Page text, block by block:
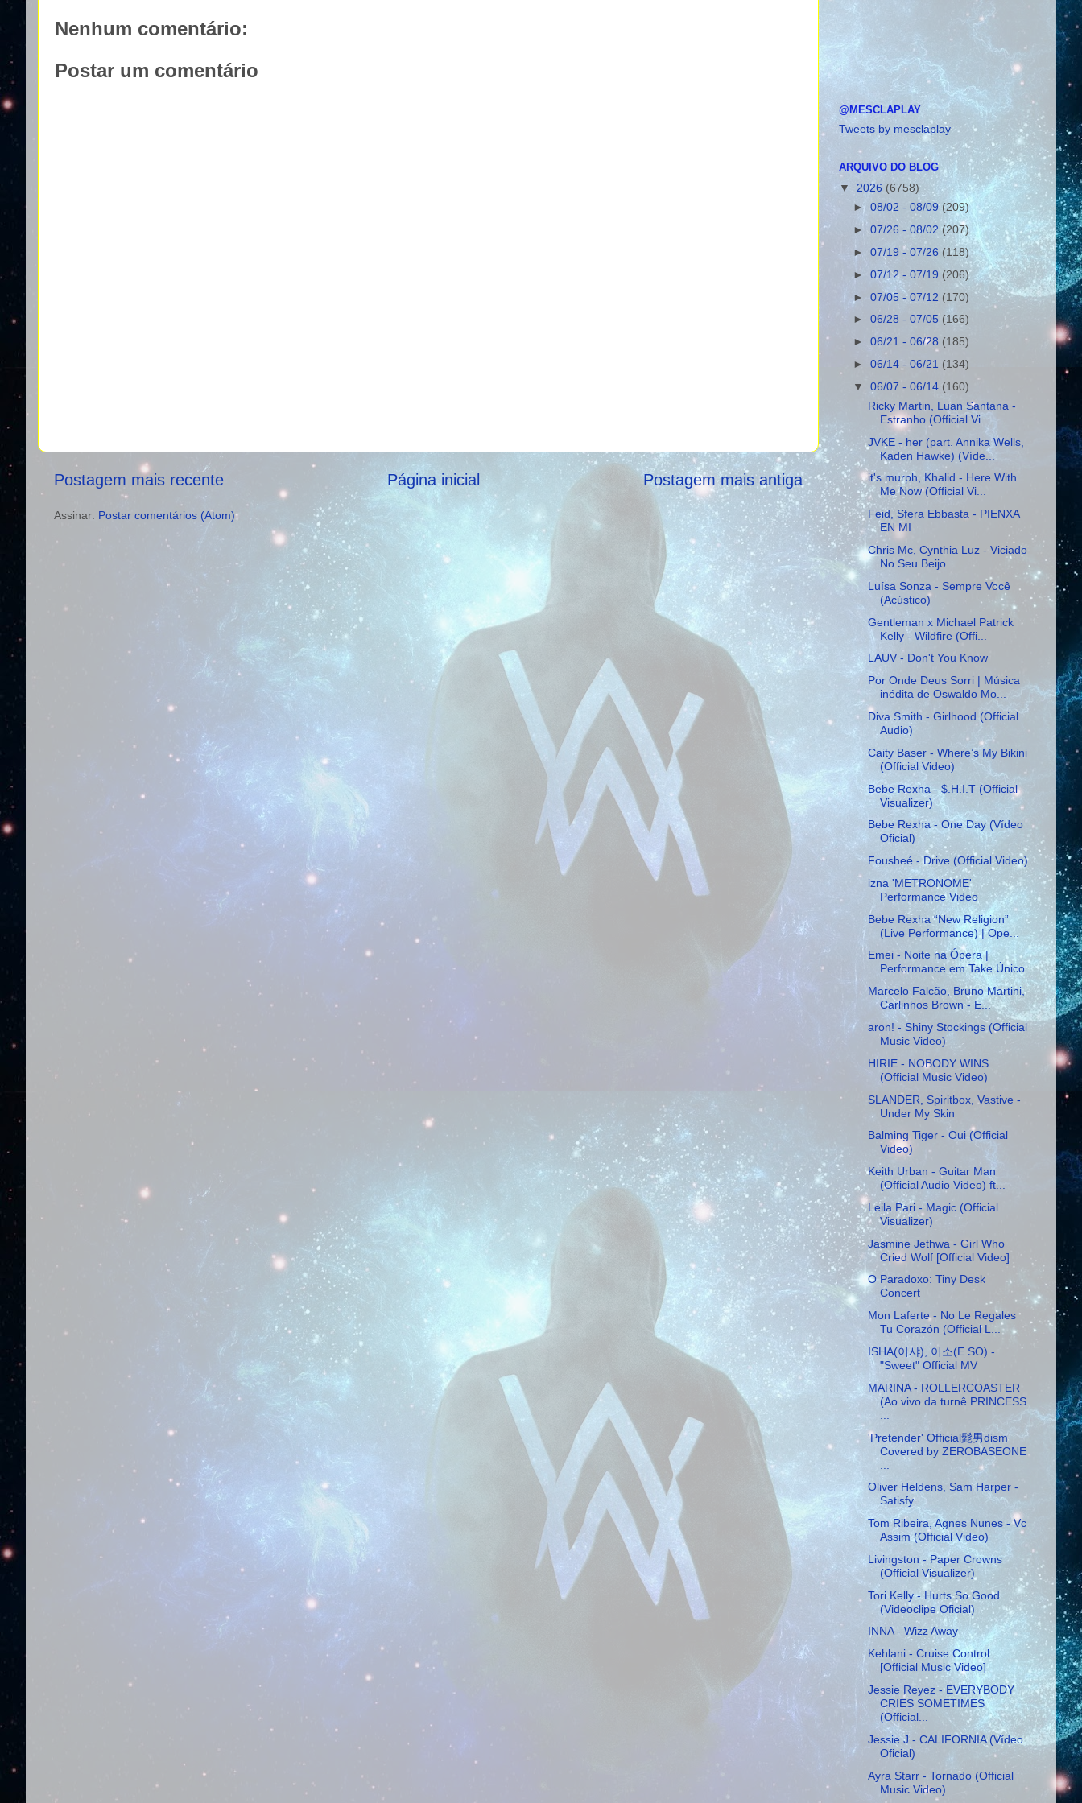
Nenhum comentário:
Postar um comentário
Postagem mais recente Postagem mais antiga
Página inicial
Assinar: Postar comentários (Atom)
@MESCLAPLAY
Tweets by mesclaplay
ARQUIVO DO BLOG
▼ 2026 (6758)
►08/02 - 08/09(209)
►07/26 - 08/02(207)
►07/19 - 07/26 (118)
►07/12 - 07/19(206)
►07/05 - 07/12 (170)
►06/28 - 07/05 (166)
►06/21 - 06/28 (185)
►06/14 - 06/21 (134)
▼06/07 - 06/14 (160)
Ricky Martin, Luan Santana -
Estranho (Official Vi...
JVKE - her (part. Annika Wells,
Kaden Hawke) (Víde...
it's murph, Khalid - Here With
Me Now (Official Vi...
Feid, Sfera Ebbasta - PIENXA
EN MI
Chris Mc, Cynthia Luz - Viciado
No Seu Beijo
Luísa Sonza - Sempre Você
(Acústico)
Gentleman x Michael Patrick
Kelly - Wildfire (Offi...
LAUV - Don't You Know
Por Onde Deus Sorri | Música
inédita de Oswaldo Mo...
Diva Smith - Girlhood (Official
Audio)
Caity Baser - Where’s My Bikini
(Official Video)
Bebe Rexha - $.H.I.T (Official
Visualizer)
Bebe Rexha - One Day (Vídeo
Oficial)
Fousheé - Drive (Official Video)
izna 'METRONOME'
Performance Video
Bebe Rexha “New Religion”
(Live Performance) | Ope...
Emei - Noite na Ópera |
Performance em Take Único
Marcelo Falcão, Bruno Martini,
Carlinhos Brown - E...
aron! - Shiny Stockings (Official
Music Video)
HIRIE - NOBODY WINS
(Official Music Video)
SLANDER, Spiritbox, Vastive -
Under My Skin
Balming Tiger - Oui (Official
Video)
Keith Urban - Guitar Man
(Official Audio Video) ft...
Leila Pari - Magic (Official
Visualizer)
Jasmine Jethwa - Girl Who
Cried Wolf [Official Video]
O Paradoxo: Tiny Desk
Concert
Mon Laferte - No Le Regales
Tu Corazón (Official L...
ISHA(이샤), 이소(E.SO) -
"Sweet" Official MV
MARINA - ROLLERCOASTER
(Ao vivo da turnê PRINCESS
'Pretender' Official髭男dism
Covered by ZEROBASEONE
Oliver Heldens, Sam Harper -
Satisfy
Tom Ribeira, Agnes Nunes - Vc
Assim (Official Video)
Livingston - Paper Crowns
(Official Visualizer)
Tori Kelly - Hurts So Good
(Videoclipe Oficial)
INNA - Wizz Away
Kehlani - Cruise Control
[Official Music Video]
Jessie Reyez - EVERYBODY
CRIES SOMETIMES
(Official...
Jessie J - CALIFORNIA (Vídeo
Oficial)
Ayra Starr - Tornado (Official
Music Video)